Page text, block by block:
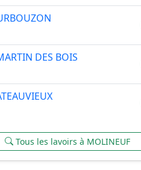
DES BOIS
Tous les lavoirs à MOLINEUF